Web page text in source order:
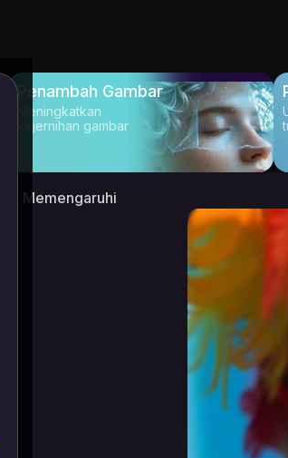
Penambah Gambar
Meningkatkan
kejernihan gambar
Memengaruhi